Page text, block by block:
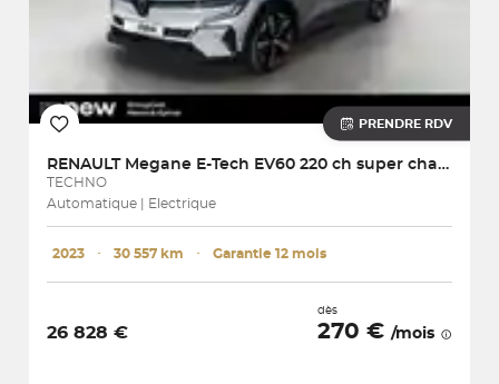
PRENDRE RDV
RENAULT Megane E-Tech EV60 220 ch super charge
TECHNO
Automatique | Electrique
2023 ･ 30 557 km ･ Garantie 12 mois
26 828 €
dès
270 € /mois